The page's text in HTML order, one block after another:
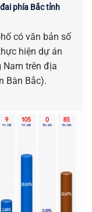
phía Bắc tỉnh
có văn bản số
hiện dự án
Nam trên địa
Bàn Bắc).